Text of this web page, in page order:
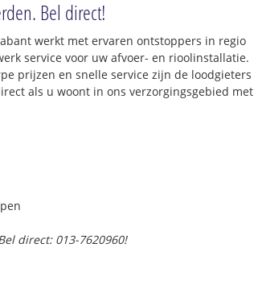
Bel direct!
werkt met ervaren ontstoppers in regio
service voor uw afvoer- en rioolinstallatie.
prijzen en snelle service zijn de loodgieters
als u woont in ons verzorgingsgebied met
direct: 013-7620960!